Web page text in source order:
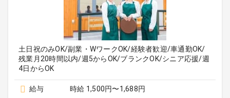
土日祝のみOK/副業・WワークOK/経験者歓迎/車通勤OK/
残業月20時間以内/週5からOK/ブランクOK/シニア応援/週
4日からOK
給与
時給 1,500円〜1,688円